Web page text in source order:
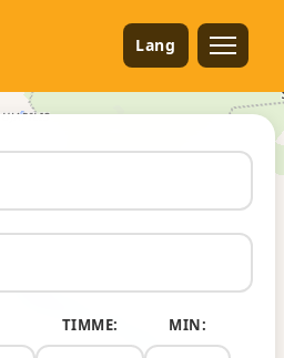
Lang
TIMME: MIN: